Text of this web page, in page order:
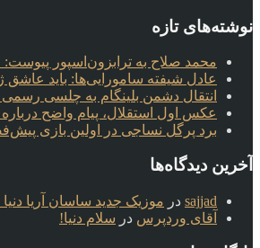
نوشته‌های تازه
محمد صلاح به ترابزون‌اسپور پیوست:
عادل شیفته سامورایی‌ها: باید عاشق
انتقال دشمن بلینگام به چلسی
عکس اول استقلال، پیام واضح درباره
برد پرگل نساجی در اولین بازی
آخرین دیدگاه‌ها
sajjad در موزیک جدید ساسان آریا
آقای وردپرس در سلام دنیا!